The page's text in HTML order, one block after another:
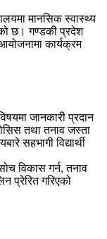
मानसिक स्वास्थ्य
छ। गण्डकी प्रदेश
कार्यक्रम
जानकारी प्रदान
तथा तनाव जस्ता
सहभागी विद्यार्थी
विकास गर्न, तनाव
प्रेरित गरिएको